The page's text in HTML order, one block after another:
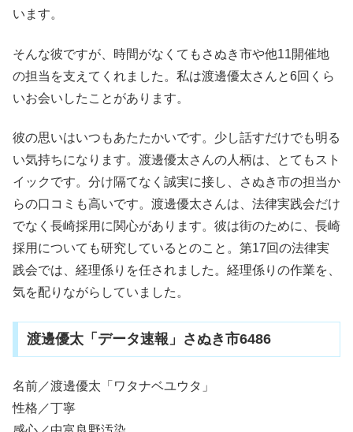
います。
そんな彼ですが、時間がなくてもさぬき市や他11開催地
の担当を支えてくれました。私は渡邊優太さんと6回くら
いお会いしたことがあります。
彼の思いはいつもあたたかいです。少し話すだけでも明る
い気持ちになります。渡邊優太さんの人柄は、とてもスト
イックです。分け隔てなく誠実に接し、さぬき市の担当か
らの口コミも高いです。渡邊優太さんは、法律実践会だけ
でなく長崎採用に関心があります。彼は街のために、長崎
採用についても研究しているとのこと。第17回の法律実
践会では、経理係りを任されました。経理係りの作業を、
気を配りながらしていました。
渡邊優太「データ速報」さぬき市6486
名前／渡邊優太「ワタナベユウタ」
性格／丁寧